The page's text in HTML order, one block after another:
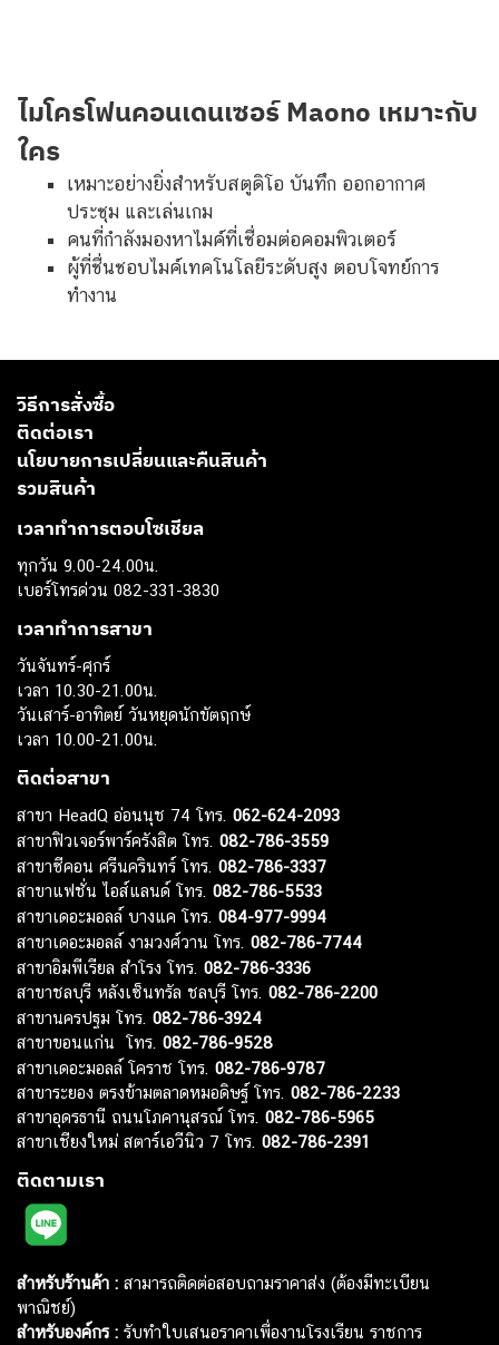
ไมโครโฟนคอนเดนเซอร์ Maono เหมาะกับ
ใคร
เหมาะอย่างยิ่งสำหรับสตูดิโอ บันทึก ออกอากาศ
ประชุม และเล่นเกม
คนที่กำลังมองหาไมค์ที่เชื่อมต่อคอมพิวเตอร์
ผู้ที่ชื่นชอบไมค์เทคโนโลยีระดับสูง ตอบโจทย์การ
ทำงาน
วิธีการสั่งซื้อ
ติดต่อเรา
นโยบายการเปลี่ยนและคืนสินค้า
รวมสินค้า
เวลาทำการตอบโซเชียล
ทุกวัน 9.00-24.00น.
เบอร์โทรด่วน 082-331-3830
เวลาทำการสาขา
วันจันทร์-ศุกร์
เวลา 10.30-21.00น.
วันเสาร์-อาทิตย์ วันหยุดนักขัตฤกษ์
เวลา 10.00-21.00น.
ติดต่อสาขา
สาขา HeadQ อ่อนนุช 74 โทร. 062-624-2093
สาขาฟิวเจอร์พาร์ครังสิต โทร. 082-786-3559
สาขาซีคอน ศรีนครินทร์ โทร. 082-786-3337
สาขาแฟชั่น ไอส์แลนด์ โทร. 082-786-5533
สาขาเดอะมอลล์ บางแค โทร. 084-977-9994
สาขาเดอะมอลล์ งามวงศ์วาน โทร. 082-786-7744
สาขาอิมพีเรียล สำโรง โทร. 082-786-3336
สาขาชลบุรี หลังเซ็นทรัล ชลบุรี โทร. 082-786-2200
สาขานครปฐม โทร. 082-786-3924
สาขาขอนแก่น โทร. 082-786-9528
สาขาเดอะมอลล์ โคราช โทร. 082-786-9787
สาขาระยอง ตรงข้ามตลาดหมอดิษฐ์ โทร. 082-786-2233
สาขาอุดรธานี ถนนโภคานุสรณ์ โทร. 082-786-5965
สาขาเชียงใหม่ สตาร์เอวีนิว 7 โทร. 082-786-2391
ติดตามเรา
สำหรับร้านค้า : สามารถติดต่อสอบถามราคาส่ง (ต้องมีทะเบียน
พาณิชย์)
สำหรับองค์กร : รับทำใบเสนอราคาเพื่องานโรงเรียน ราชการ